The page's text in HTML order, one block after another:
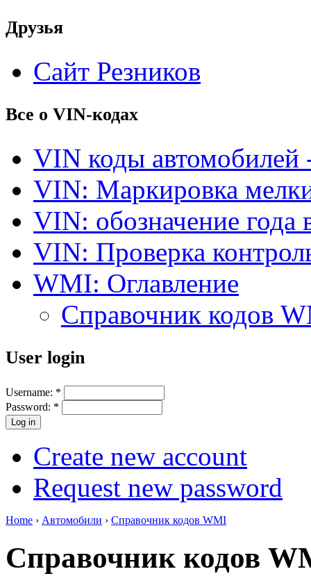
Друзья
Сайт Резников
Все о VIN-кодах
VIN коды автомобилей
VIN: Маркировка
VIN: обозначение года
VIN: Проверка
WMI: Оглавление
Справочник кодов
User login
Username: *
Password: *
Create new account
Request new password
Home › Автомобили › Справочник кодов WMI
Справочник кодов